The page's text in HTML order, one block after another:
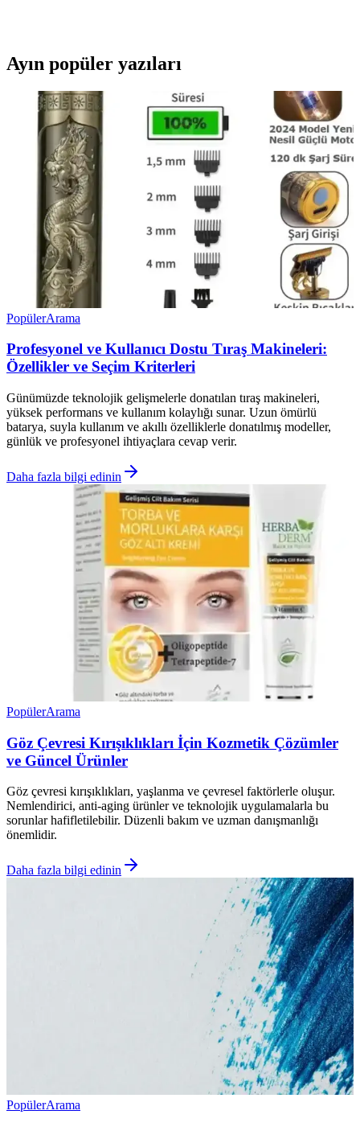
Ayın popüler yazıları
PopülerArama
Profesyonel ve Kullanıcı Dostu Tıraş Makineleri:
Özellikler ve Seçim Kriterleri
Günümüzde teknolojik gelişmelerle donatılan tıraş makineleri,
yüksek performans ve kullanım kolaylığı sunar. Uzun ömürlü
batarya, suyla kullanım ve akıllı özelliklerle donatılmış modeller,
günlük ve profesyonel ihtiyaçlara cevap verir.
Daha fazla bilgi edinin
PopülerArama
Göz Çevresi Kırışıklıkları İçin Kozmetik Çözümler
ve Güncel Ürünler
Göz çevresi kırışıklıkları, yaşlanma ve çevresel faktörlerle oluşur.
Nemlendirici, anti-aging ürünler ve teknolojik uygulamalarla bu
sorunlar hafifletilebilir. Düzenli bakım ve uzman danışmanlığı
önemlidir.
Daha fazla bilgi edinin
PopülerArama